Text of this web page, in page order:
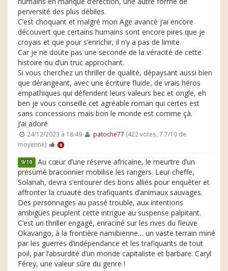
perversité des plus débiles.
C’est choquant et malgré mon Age avancé j’ai encore
découvert que certains humains sont encore pires que je
croyais et que pour s’enrichir, il n’y a pas de limite.
Car je ne doute pas une seconde de la véracité de cette
histoire ou d’un truc approchant.
Si vous cherchez un thriller de qualité, dépaysant aussi bien
que dérangeant, avec une écriture fluide, de vrais héros
empathiques qui défendent leurs valeurs bec et ongle, eh
ben je vous conseille cet agréable roman qui certes est
sans concessions mais bon le monde est comme çà.
J’ai adoré
24/12/2023 à 18:49 patoche77 (422 votes, 7.7/10 de
moyenne)
8
9/10 Au cœur d’une réserve africaine, le meurtre d’un
présumé braconnier mobilise les rangers. Leur cheffe,
Solanah, devra s’entourer des bons alliés pour enquêter et
affronter la cruauté des trafiquants d’animaux sauvages.
Des personnages au passé trouble, aux intentions
ambigües peuplent cette intrigue au suspense palpitant.
C’est un thriller engagé, enraciné sur les rives du fleuve
Okavango, à la frontière namibienne… un vaste terrain miné
par les guerres d’indépendance et les trafiquants de tout
poil, par l’absurdité d’un monde capitaliste et barbare. Caryl
Férey, une valeur sûre du genre !